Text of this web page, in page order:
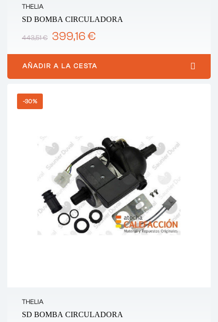
THELIA
SD BOMBA CIRCULADORA
443,51 € 399,16 €
AÑADIR A LA CESTA
-30%
THELIA
SD BOMBA CIRCULADORA